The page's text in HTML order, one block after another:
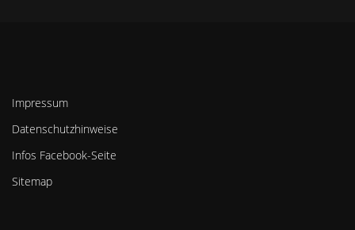
Impressum
Datenschutzhinweise
Infos Facebook-Seite
Sitemap